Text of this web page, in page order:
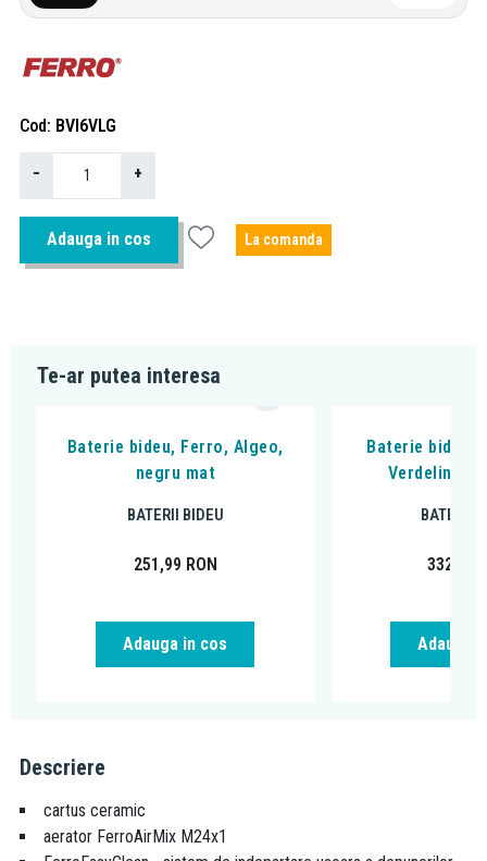
Cod BVI6VLG
− +
Adauga in cos La comanda
Te-ar putea interesa
Baterie bideu, Ferro, Algeo,
negru mat
BATERII BIDEU
251,99 RON
Adauga in cos
Baterie bideu,
Verdeline,
BATERII
332,99
Adauga
Descriere
cartus ceramic
aerator FerroAirMix M24x1